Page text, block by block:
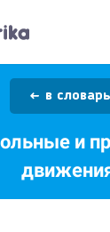
в словарь
и